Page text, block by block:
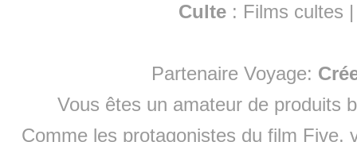
Culte : Films cultes
Partenaire Voyage:
Vous êtes un amateur de produits
Comme les protagonistes du film Five,